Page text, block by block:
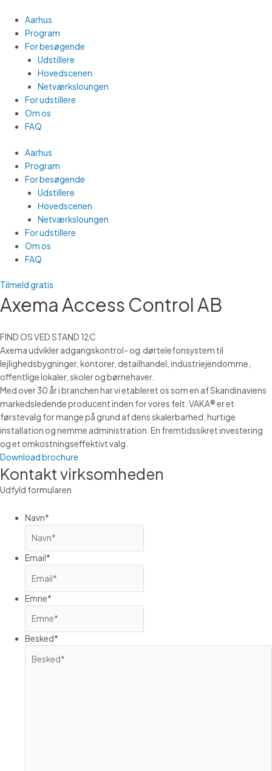
indholdet
Aarhus
Program
For besøgende
Udstillere
Hovedscenen
Netværksloungen
For udstillere
Om os
FAQ
Menu
Aarhus
Program
For besøgende
Udstillere
Hovedscenen
Netværksloungen
For udstillere
Om os
FAQ
Tilmeld gratis
Axema Access Control AB
FIND OS VED STAND 12C
Axema udvikler adgangskontrol- og dørtelefonsystem til
lejlighedsbygninger, kontorer, detailhandel, industriejendomme,
offentlige lokaler, skoler og børnehaver.
Med over 30 år i branchen har vi etableret os som en af ​​Skandinaviens
markedsledende producent inden for vores felt. VAKA® er et
førstevalg for mange på grund af dens skalerbarhed, hurtige
installation og nemme administration. En fremtidssikret investering
og et omkostningseffektivt valg.
Download brochure
Kontakt virksomheden
Udfyld formularen
Navn*
Email *
Emne*
Besked*